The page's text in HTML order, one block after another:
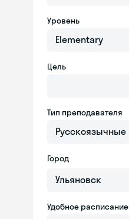
Уровень
Elementary
Цель
Тип преподавателя
Русскоязычные
Город
Удобное расписание